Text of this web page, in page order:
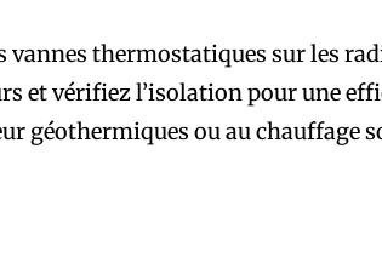
vannes thermostatiques sur les
et vérifiez l’isolation pour une
géothermiques ou au chauffage